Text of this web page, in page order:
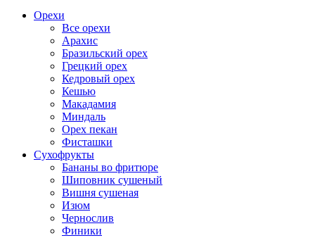
Орехи
Все орехи
Арахис
Бразильский орех
Грецкий орех
Кедровый орех
Кешью
Макадамия
Миндаль
Орех пекан
Фисташки
Сухофрукты
Бананы во фритюре
Шиповник сушеный
Вишня сушеная
Изюм
Чернослив
Финики